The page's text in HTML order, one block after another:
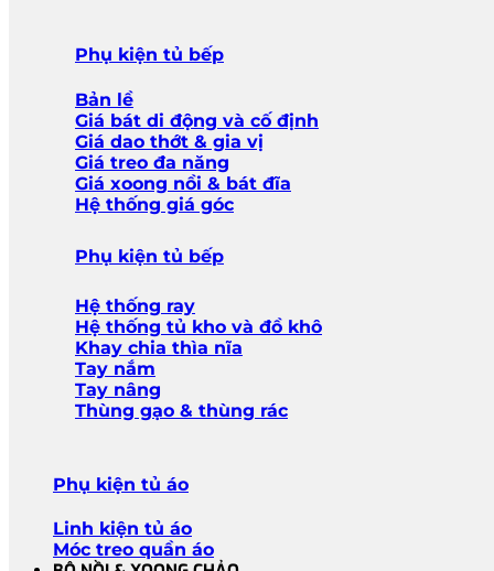
Phụ kiện tủ bếp
Bản lề
Giá bát di động và cố định
Giá dao thớt & gia vị
Giá treo đa năng
Giá xoong nồi & bát đĩa
Hệ thống giá góc
Phụ kiện tủ bếp
Hệ thống ray
Hệ thống tủ kho và đồ khô
Khay chia thìa nĩa
Tay nắm
Tay nâng
Thùng gạo & thùng rác
Phụ kiện tủ áo
Linh kiện tủ áo
Móc treo quần áo